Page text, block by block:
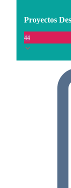
Proyectos
44